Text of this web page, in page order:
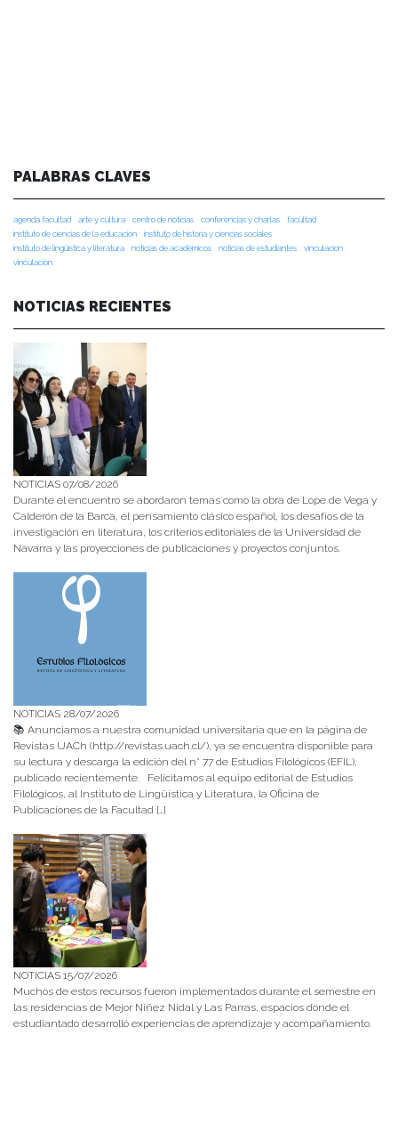
PALABRAS CLAVES
agenda facultad arte y cultura centro de noticias conferencias y charlas
facultad
instituto de ciencias de la educación
instituto de historia y ciencias sociales
instituto de lingüística y literatura
noticias de académicos noticias de estudiantes
vinculacion
vinculación
NOTICIAS RECIENTES
NOTICIAS 07/08/2026
Durante el encuentro se abordaron temas como la obra de Lope de Vega y
Calderón de la Barca, el pensamiento clásico español, los desafíos de la
investigación en literatura, los criterios editoriales de la Universidad de
Navarra y las proyecciones de publicaciones y proyectos conjuntos.
NOTICIAS 28/07/2026
📚 Anunciamos a nuestra comunidad universitaria que en la página de
Revistas UACh (http://revistas.uach.cl/), ya se encuentra disponible para
su lectura y descarga la edición del n° 77 de Estudios Filológicos (EFIL),
publicado recientemente. Felicitamos al equipo editorial de Estudios
Filológicos, al Instituto de Lingüística y Literatura, la Oficina de
Publicaciones de la Facultad […]
NOTICIAS 15/07/2026
Muchos de estos recursos fueron implementados durante el semestre en
las residencias de Mejor Niñez Nidal y Las Parras, espacios donde el
estudiantado desarrolló experiencias de aprendizaje y acompañamiento.